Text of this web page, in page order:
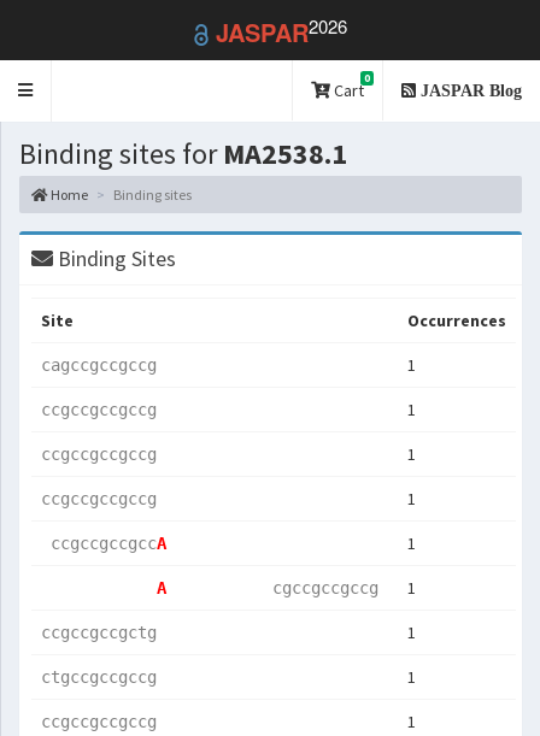
JASPAR2026
Toggle
Cart
0
JASPAR Blog
Binding sites forMA2538.1
Home Binding sites
Binding Sites
Site Occurrences
cagccgccgccg 1
ccgccgccgccg 1
ccgccgccgccg 1
ccgccgccgccg 1
ccgccgccgccA 1
A cgccgccgccg 1
ccgccgccgctg 1
ctgccgccgccg 1
ccgccgccgccg 1